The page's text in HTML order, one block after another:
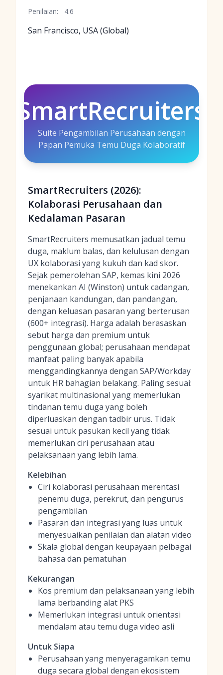
Penilaian: 4.6
San Francisco, USA (Global)
SmartRecruiters
Suite Pengambilan Perusahaan dengan
Papan Pemuka Temu Duga Kolaboratif
SmartRecruiters (2026):
Kolaborasi Perusahaan dan
Kedalaman Pasaran
SmartRecruiters memusatkan jadual temu
duga, maklum balas, dan kelulusan dengan
UX kolaborasi yang kukuh dan kad skor.
Sejak pemerolehan SAP, kemas kini 2026
menekankan AI (Winston) untuk cadangan,
penjanaan kandungan, dan pandangan,
dengan keluasan pasaran yang berterusan
(600+ integrasi). Harga adalah berasaskan
sebut harga dan premium untuk
penggunaan global; perusahaan mendapat
manfaat paling banyak apabila
menggandingkannya dengan SAP/Workday
untuk HR bahagian belakang. Paling sesuai:
syarikat multinasional yang memerlukan
tindanan temu duga yang boleh
diperluaskan dengan tadbir urus. Tidak
sesuai untuk pasukan kecil yang tidak
memerlukan ciri perusahaan atau
pelaksanaan yang lebih lama.
Kelebihan
Ciri kolaborasi perusahaan merentasi
penemu duga, perekrut, dan pengurus
pengambilan
Pasaran dan integrasi yang luas untuk
menyesuaikan penilaian dan alatan video
Skala global dengan keupayaan pelbagai
bahasa dan pematuhan
Kekurangan
Kos premium dan pelaksanaan yang lebih
lama berbanding alat PKS
Memerlukan integrasi untuk orientasi
mendalam atau temu duga video asli
Untuk Siapa
Perusahaan yang menyeragamkan temu
duga secara global dengan ekosistem